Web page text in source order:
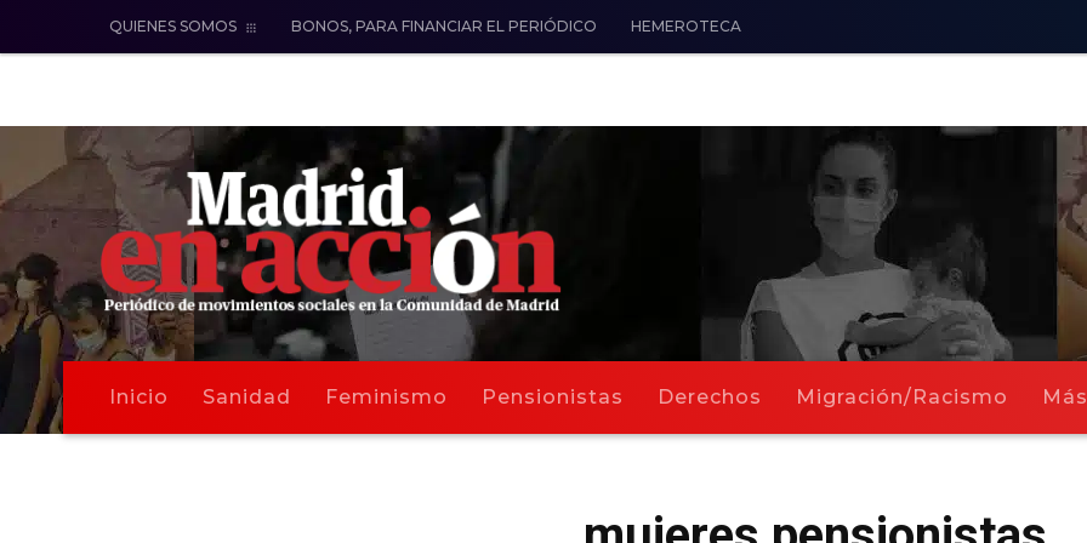
QUIENES SOMOS BONOS, PARA FINANCIAR EL PERIÓDICO HEMEROTECA
Inicio Sanidad Feminismo Pensionistas Derechos Migración/Racismo Más